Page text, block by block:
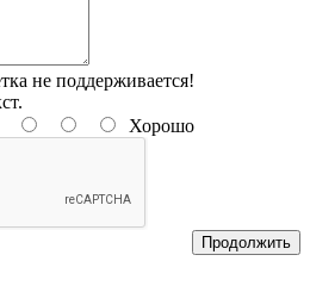
не поддерживается!
Хорошо
Продолжить